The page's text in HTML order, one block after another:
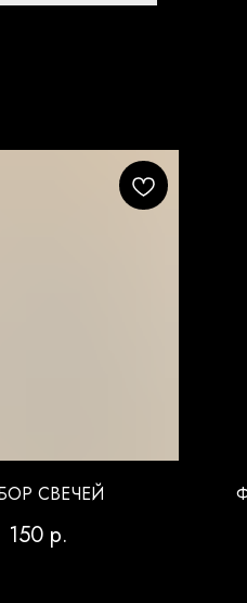
СВЕЧЕЙ
150 р.